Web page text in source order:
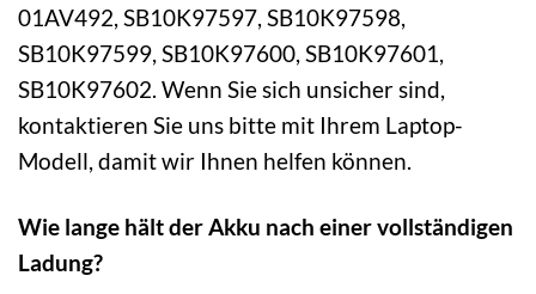
01AV492, SB10K97597, SB10K97598,
SB10K97599, SB10K97600, SB10K97601,
SB10K97602. Wenn Sie sich unsicher sind,
kontaktieren Sie uns bitte mit Ihrem Laptop-
Modell, damit wir Ihnen helfen können.
Wie lange hält der Akku nach einer vollständigen
Ladung?